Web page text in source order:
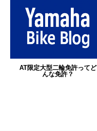
AT限定大型二輪免許ってど
んな免許？